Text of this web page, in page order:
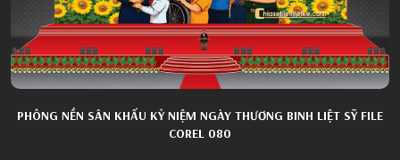
PHÔNG NỀN SÂN KHẤU KỶ NIỆM NGÀY THƯƠNG BINH LIỆT SỸ FILE
COREL 080